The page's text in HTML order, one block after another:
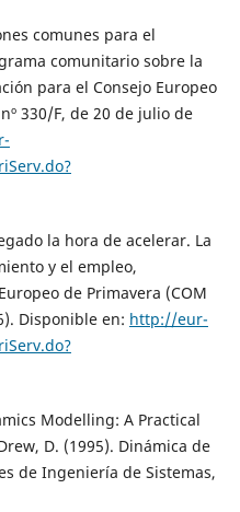
comunes para el
comunitario sobre la
para el Consejo Europeo
330/F, de 20 de julio de
la hora de acelerar. La
y el empleo,
de Primavera (COM
Disponible en: http://eur-
Modelling: A Practical
D. (1995). Dinámica de
de Ingeniería de Sistemas,